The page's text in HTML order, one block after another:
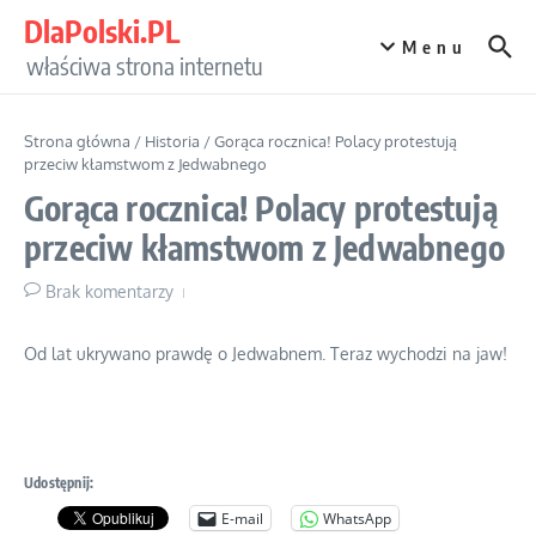
DlaPolski.PL
właściwa strona internetu
Menu
Strona główna / Historia /Gorąca rocznica! Polacy protestują
przeciw kłamstwom z Jedwabnego
Gorąca rocznica! Polacy protestują
przeciw kłamstwom z Jedwabnego
Brak komentarzy
Od lat ukrywano prawdę o Jedwabnem. Teraz wychodzi na jaw!
Udostępnij:
E-mail WhatsApp